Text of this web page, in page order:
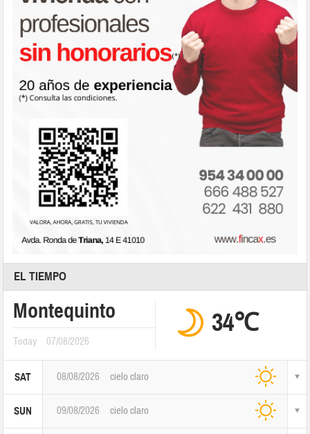
EL TIEMPO
Montequinto
Today 07/08/2026
34℃
SAT 08/08/2026 cielo claro
SUN 09/08/2026 cielo claro